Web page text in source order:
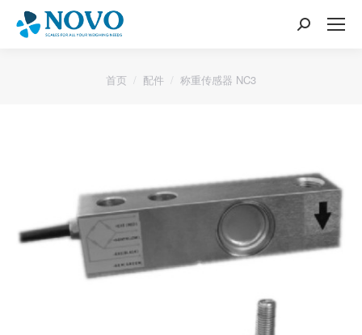
搜
您的位置：
首页 配件 称重传感器 NC3